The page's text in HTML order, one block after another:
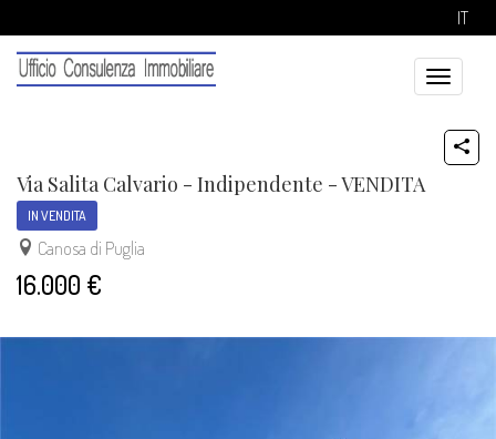
IT
Toggle
Via Salita Calvario - Indipendente - VENDITA
IN VENDITA
Canosa di Puglia
16.000 €